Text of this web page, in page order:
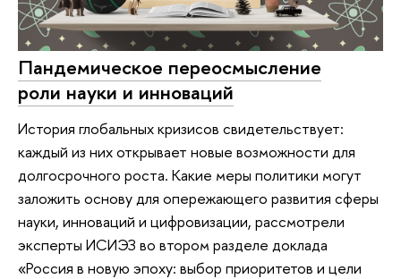
Пандемическое переосмысление
роли науки и инноваций
История глобальных кризисов свидетельствует:
каждый из них открывает новые возможности для
долгосрочного роста. Какие меры политики могут
заложить основу для опережающего развития сферы
науки, инноваций и цифровизации, рассмотрели
эксперты ИСИЭЗ во втором разделе доклада
«Россия в новую эпоху: выбор приоритетов и цели